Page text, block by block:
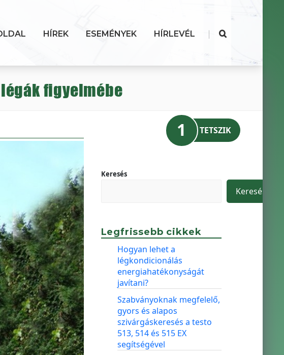
HÍREK ESEMÉNYEK HÍRLEVÉL |
figyelmébe
1 TETSZIK
Keresés
Keresés
Legfrissebb cikkek
Hogyan lehet a
légkondicionálás
energiahatékonyságát
javítani?
Szabványoknak megfelelő,
gyors és alapos
szivárgáskeresés a testo
513, 514 és 515 EX
segítségével